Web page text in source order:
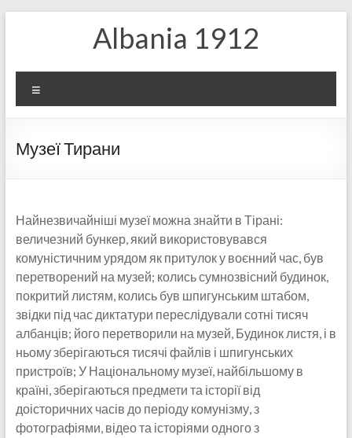
Albania 1912
Музеї Тирани
Найнезвичайніші музеї можна знайти в Тірані:
величезний бункер, який використовувався
комуністичним урядом як притулок у воєнний час, був
перетворений на музей; колись сумнозвісний будинок,
покритий листям, колись був шпигунським штабом,
звідки під час диктатури переслідували сотні тисяч
албанців; його перетворили на музей, Будинок листя, і в
ньому зберігаються тисячі файлів і шпигунських
пристроїв; У Національному музеї, найбільшому в
країні, зберігаються предмети та історії від
доісторичних часів до періоду комунізму, з
фотографіями, відео та історіями одного з